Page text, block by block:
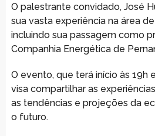
O palestrante convidado, José
sua vasta experiência na área
incluindo sua passagem como
Companhia Energética de
O evento, que terá início às 19h
visa compartilhar as
as tendências e projeções da
o futuro.